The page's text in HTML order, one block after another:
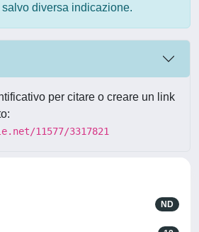
diversa indicazione.
per citare o creare un link
11577/3317821
ND